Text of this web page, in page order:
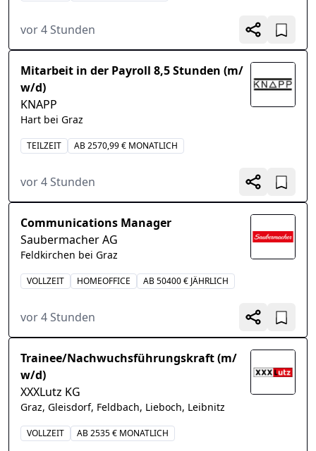
vor 4 Stunden
Mitarbeit in der Payroll 8,5 Stunden (m/
w/d)
KNAPP
Hart bei Graz
TEILZEIT AB 2570,99 € MONATLICH
vor 4 Stunden
Communications Manager
Saubermacher AG
Feldkirchen bei Graz
VOLLZEIT HOMEOFFICE AB 50400 € JÄHRLICH
vor 4 Stunden
Trainee/Nachwuchsführungskraft (m/
w/d)
XXXLutz KG
Graz, Gleisdorf, Feldbach, Lieboch, Leibnitz
VOLLZEIT AB 2535 € MONATLICH